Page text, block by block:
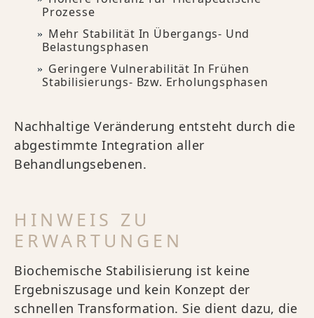
Prozesse
Mehr Stabilität In Übergangs- Und
Belastungsphasen
Geringere Vulnerabilität In Frühen
Stabilisierungs- Bzw. Erholungsphasen
Nachhaltige Veränderung entsteht durch die
abgestimmte Integration aller
Behandlungsebenen.
HINWEIS ZU
ERWARTUNGEN
Biochemische Stabilisierung ist keine
Ergebniszusage und kein Konzept der
schnellen Transformation. Sie dient dazu, die